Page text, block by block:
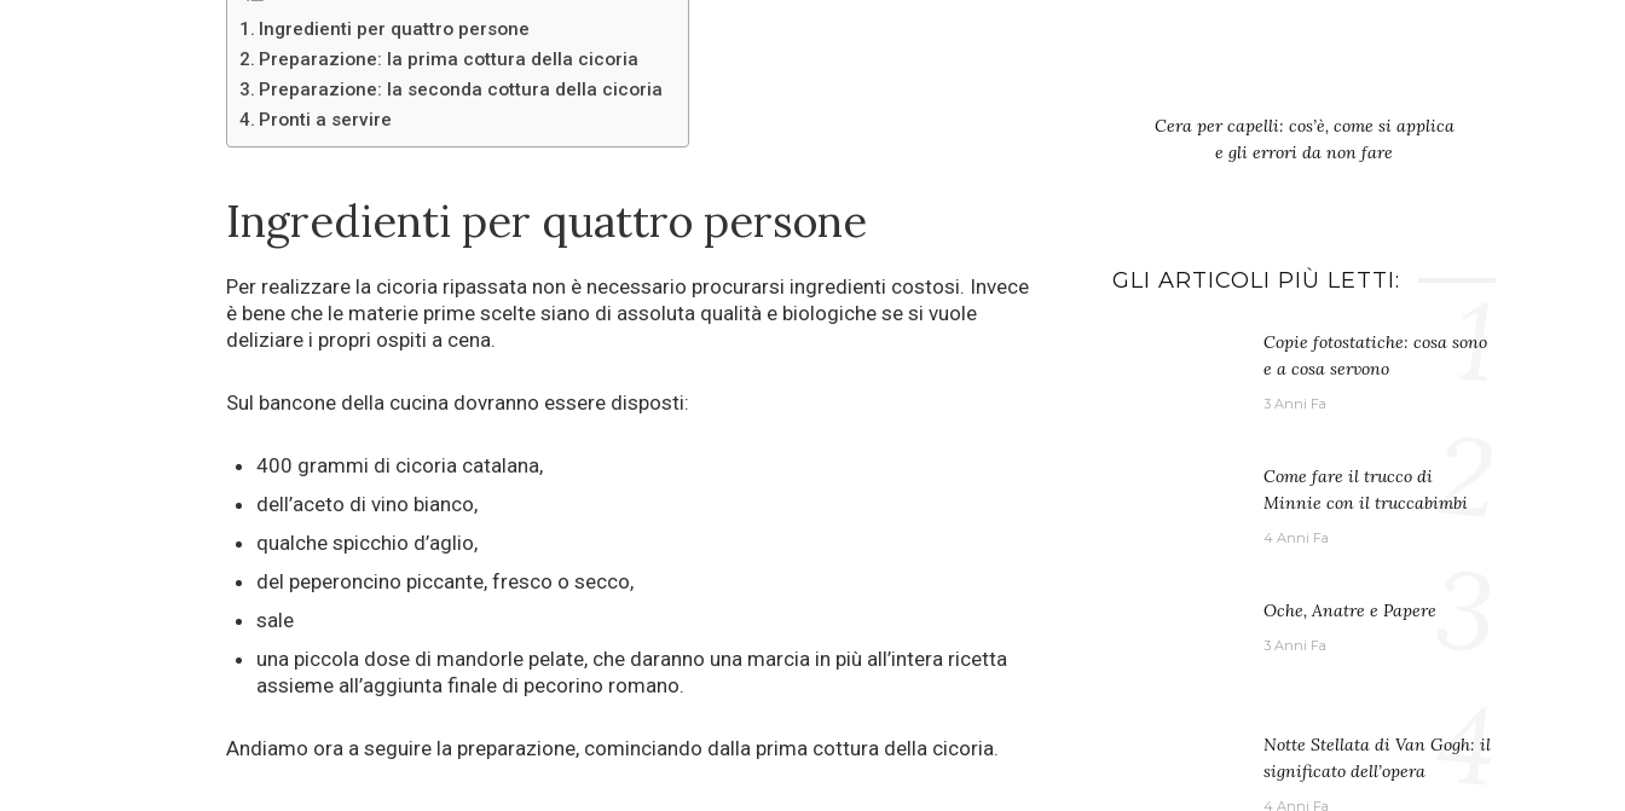
Ingredienti per quattro persone
Preparazione: la prima cottura della cicoria
Preparazione: la seconda cottura della cicoria
Pronti a servire
Ingredienti per quattro persone
Per realizzare la cicoria ripassata non è necessario procurarsi ingredienti costosi. Invece
è bene che le materie prime scelte siano di assoluta qualità e biologiche se si vuole
deliziare i propri ospiti a cena.
Sul bancone della cucina dovranno essere disposti:
400 grammi di cicoria catalana,
dell’aceto di vino bianco,
qualche spicchio d’aglio,
del peperoncino piccante, fresco o secco,
sale
una piccola dose di mandorle pelate, che daranno una marcia in più all’intera ricetta
assieme all’aggiunta finale di pecorino romano.
Andiamo ora a seguire la preparazione, cominciando dalla prima cottura della cicoria.
Cera per capelli: cos’è, come si applica
e gli errori da non fare
GLI ARTICOLI PIÙ LETTI:
Copie fotostatiche: cosa sono
e a cosa servono
3 Anni Fa 1
Come fare il trucco di
Minnie con il truccabimbi
4 Anni Fa 2
Oche, Anatre e Papere
3 Anni Fa 3
Notte Stellata di Van Gogh: il
significato dell’opera
4 Anni Fa 4